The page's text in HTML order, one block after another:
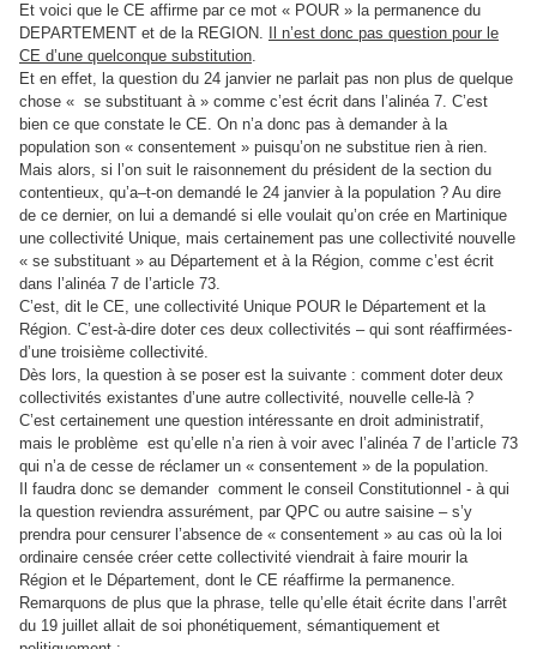
Et voici que le CE affirme par ce mot « POUR » la permanence du
DEPARTEMENT et de la REGION.
Il n’est donc pas question pour le
CE d’une quelconque substitution.
Et en effet, la question du 24 janvier ne parlait pas non plus de quelque
chose « se substituant à » comme c’est écrit dans l’alinéa 7. C’est
bien ce que constate le CE. On n’a donc pas à demander à la
population son « consentement » puisqu’on ne substitue rien à rien.
Mais alors, si l’on suit le raisonnement du président de la section du
contentieux, qu’a–t-on demandé le 24 janvier à la population ? Au dire
de ce dernier, on lui a demandé si elle voulait qu’on crée en Martinique
une collectivité Unique, mais certainement pas une collectivité nouvelle
« se substituant » au Département et à la Région, comme c’est écrit
dans l’alinéa 7 de l’article 73.
C’est, dit le CE, une collectivité Unique POUR le Département et la
Région. C’est-à-dire doter ces deux collectivités – qui sont réaffirmées-
d’une troisième collectivité.
Dès lors, la question à se poser est la suivante : comment doter deux
collectivités existantes d’une autre collectivité, nouvelle celle-là ?
C’est certainement une question intéressante en droit administratif,
mais le problème est qu’elle n’a rien à voir avec l’alinéa 7 de l’article 73
qui n’a de cesse de réclamer un « consentement » de la population.
Il faudra donc se demander comment le conseil Constitutionnel - à qui
la question reviendra assurément, par QPC ou autre saisine – s’y
prendra pour censurer l’absence de « consentement » au cas où la loi
ordinaire censée créer cette collectivité viendrait à faire mourir la
Région et le Département, dont le CE réaffirme la permanence.
Remarquons de plus que la phrase, telle qu’elle était écrite dans l’arrêt
du 19 juillet allait de soi phonétiquement, sémantiquement et